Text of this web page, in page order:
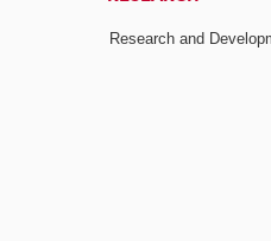
Research and